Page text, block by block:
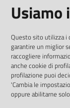
solo alle
comunitaria
SOCIAL
Usiamo
Questo sito utilizza i
garantire un miglior
raccogliere
anche cookie di
profilazione puoi
'Cambia le
oppure abilitarne